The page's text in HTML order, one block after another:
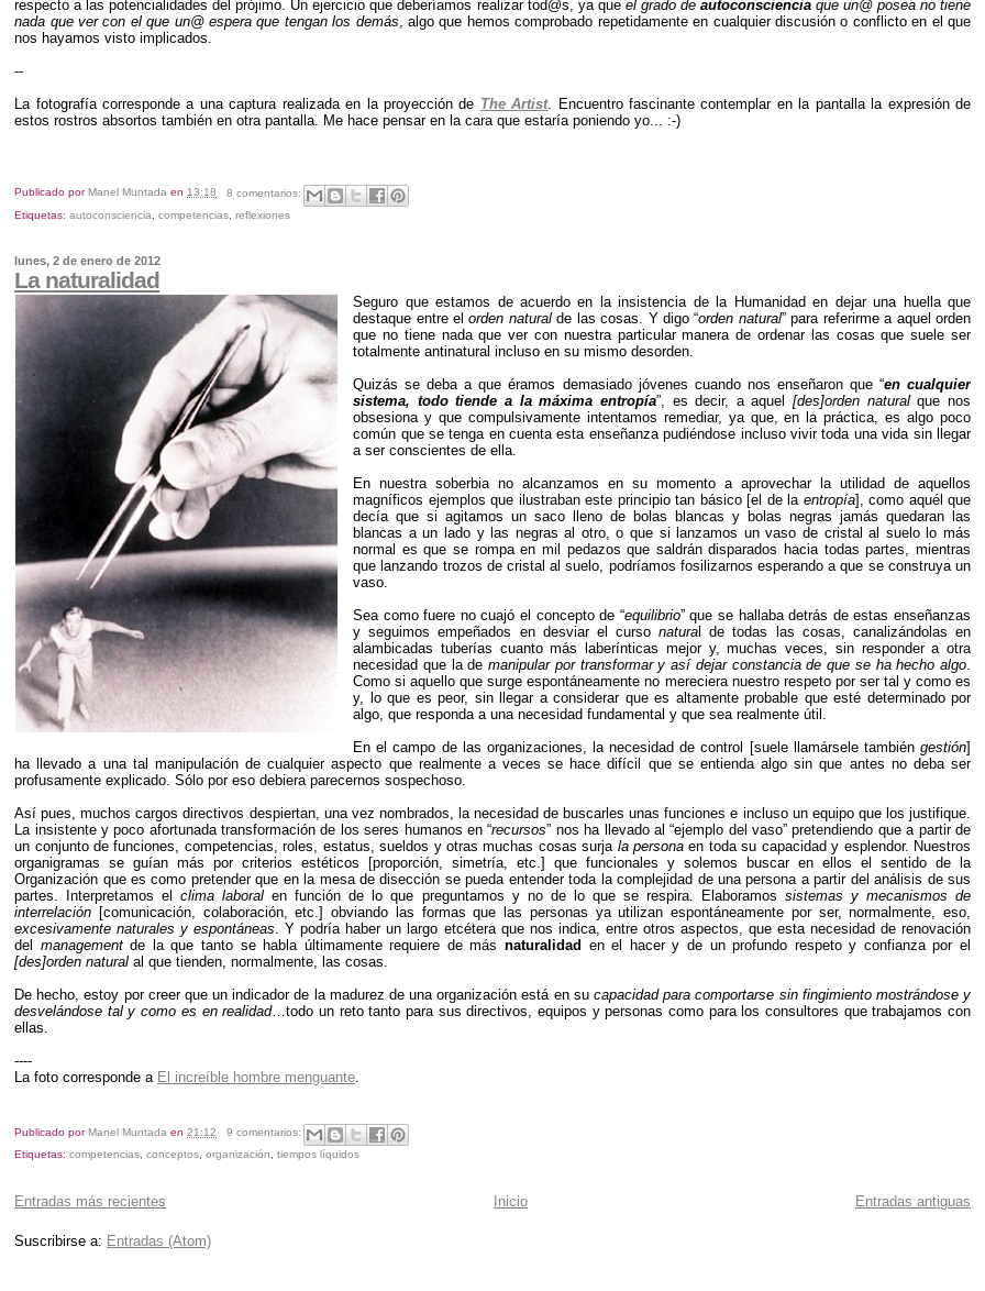
respecto a las potencialidades del prójimo. Un ejercicio que deberíamos realizar tod@s, ya que el grado de autoconscienciaque un@ posea no tiene
nada que ver con el que un@ espera que tengan los demás, algo que hemos comprobado repetidamente en cualquier discusión o conflicto en el que
nos hayamos visto implicados.
--
La fotografía corresponde a una captura realizada en la proyección de The Artist. Encuentro fascinante contemplar en la pantalla la expresión de
estos rostros absortos también en otra pantalla. Me hace pensar en la cara que estaría poniendo yo... :-)
Publicado por Manel Muntada en 13:18
8 comentarios:
Etiquetas:autoconsciencia ,competencias ,reflexiones
lunes, 2 de enero de 2012
La naturalidad
Seguro que estamos de acuerdo en la insistencia de la Humanidad en dejar una huella que
destaque entre elorden naturalde las cosas. Y digo “orden natural” para referirme a aquel orden
que no tiene nada que ver con nuestra particular manera de ordenar las cosas que suele ser
totalmente antinatural incluso en su mismo desorden.
Quizás se deba a que éramos demasiado jóvenes cuando nos enseñaron que “en cualquier
sistema, todo tiende a la máxima entropía”, es decir, a aquel[des]orden naturalque nos
obsesiona y que compulsivamente intentamos remediar, ya que, en la práctica, es algo poco
común que se tenga en cuenta esta enseñanza pudiéndose incluso vivir toda una vida sin llegar
a ser conscientes de ella.
En nuestra soberbia no alcanzamos en su momento a aprovechar la utilidad de aquellos
magníficos ejemplos que ilustraban este principio tan básico [el de la entropía], como aquél que
decía que si agitamos un saco lleno de bolas blancas y bolas negras jamás quedaran las
blancas a un lado y las negras al otro, o que si lanzamos un vaso de cristal al suelo lo más
normal es que se rompa en mil pedazos que saldrán disparados hacia todas partes, mientras
que lanzando trozos de cristal al suelo, podríamos fosilizarnos esperando a que se construya un
vaso.
Sea como fuere no cuajó el concepto de “equilibrio” que se hallaba detrás de estas enseñanzas
y seguimos empeñados en desviar el cursonatural de todas las cosas, canalizándolas en
alambicadas tuberías cuanto más laberínticas mejor y, muchas veces, sin responder a otra
necesidad que la demanipular por transformar y así dejar constancia de que se ha hecho algo
Como si aquello que surge espontáneamente no mereciera nuestro respeto por ser tal y como es
y, lo que es peor, sin llegar a considerar que es altamente probable que esté determinado por
algo, que responda a una necesidad fundamental y que sea realmente útil.
En el campo de las organizaciones, la necesidad de control [suele llamársele también gestión]
ha llevado a una tal manipulación de cualquier aspecto que realmente a veces se hace difícil que se entienda algo sin que antes no deba ser
profusamente explicado. Sólo por eso debiera parecernos sospechoso.
Así pues, muchos cargos directivos despiertan, una vez nombrados, la necesidad de buscarles unas funciones e incluso un equipo que los justifique.
La insistente y poco afortunada transformación de los seres humanos en “recursos” nos ha llevado al “ejemplo del vaso” pretendiendo que a partir de
un conjunto de funciones, competencias, roles, estatus, sueldos y otras muchas cosas surja la persona en toda su capacidad y esplendor. Nuestros
organigramas se guían más por criterios estéticos [proporción, simetría, etc.] que funcionales y solemos buscar en ellos el sentido de la
Organización que es como pretender que en la mesa de disección se pueda entender toda la complejidad de una persona a partir del análisis de sus
partes. Interpretamos elclima laboral en función de lo que preguntamos y no de lo que se respira. Elaboramos sistemas y mecanismos de
interrelación [comunicación, colaboración, etc.] obviando las formas que las personas ya utilizan espontáneamente por ser, normalmente, eso,
excesivamente naturales y espontáneas . Y podría haber un largo etcétera que nos indica, entre otros aspectos, que esta necesidad de renovación
del managementde la que tanto se habla últimamente requiere de másnaturalidad en el hacer y de un profundo respeto y confianza por el
[des]orden natural al que tienden, normalmente, las cosas.
De hecho, estoy por creer que un indicador de la madurez de una organización está en su capacidad para comportarse sin fingimiento mostrándose y
desvelándose tal y como es en realidad…todo un reto tanto para sus directivos, equipos y personas como para los consultores que trabajamos con
ellas.
----
La foto corresponde a El increíble hombre menguante
Publicado por Manel Muntada en21:12
9 comentarios:
Etiquetas:competencias ,conceptos ,organización ,tiempos líquidos
Entradas más recientes Entradas antiguas
Inicio
Suscribirse a: Entradas (Atom)